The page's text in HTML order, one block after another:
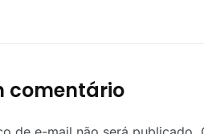
comentário